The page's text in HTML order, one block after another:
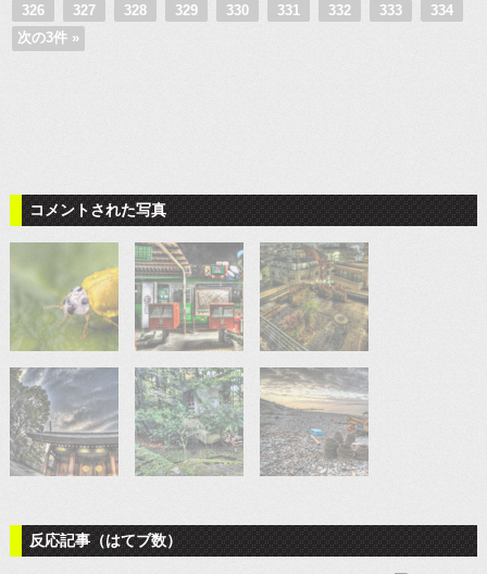
326
327 328 329 330 331 332 333
334
次の3件 »
コメントされた写真
反応記事（はてブ数）